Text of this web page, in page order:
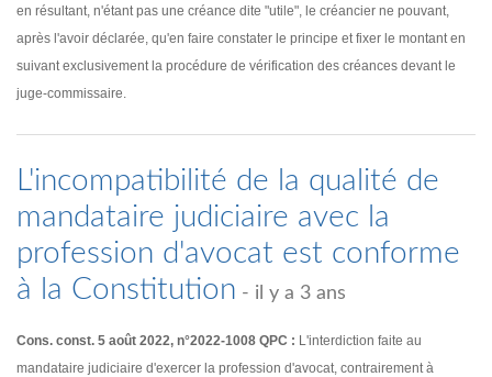
en résultant, n'étant pas une créance dite "utile", le créancier ne pouvant,
après l'avoir déclarée, qu'en faire constater le principe et fixer le montant en
suivant exclusivement la procédure de vérification des créances devant le
juge-commissaire.
L'incompatibilité de la qualité de
mandataire judiciaire avec la
profession d'avocat est conforme
à la Constitution - il y a 3 ans
Cons. const. 5 août 2022, n°2022-1008 QPC : L'interdiction faite au
mandataire judiciaire d'exercer la profession d'avocat, contrairement à